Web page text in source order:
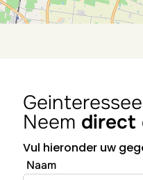
Neem direct
Vul hieronder uw
Naam